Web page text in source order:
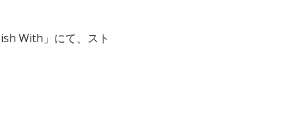
With」にて、スト